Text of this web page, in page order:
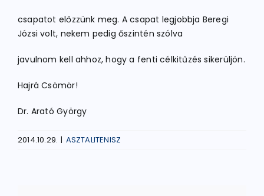
csapatot előzzünk meg. A csapat legjobbja Beregi
Józsi volt, nekem pedig őszintén szólva
javulnom kell ahhoz, hogy a fenti célkitűzés sikerüljön.
Hajrá Csömör!
Dr. Arató György
2014.10.29. | ASZTALITENISZ